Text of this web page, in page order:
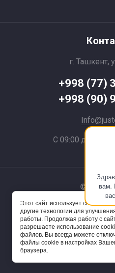
вам.
г. Ташкент,
+998 (77)
+998 (90)
С 09:00 до 21:00
© 2024
Powered
Этот сайт использует cookie-
другие технологии для
работы. Продолжая работу с
разрешаете использование
файлов. Вы всегда можете
файлы cookie в настройках
браузера.